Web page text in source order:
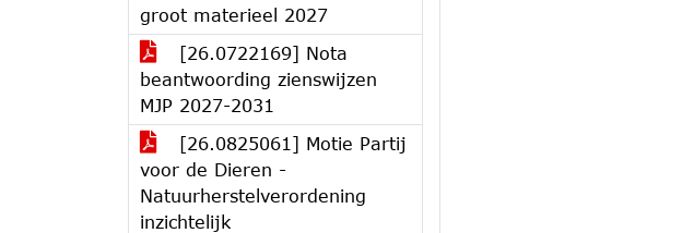
groot materieel 2027
[26.0722169] Nota
beantwoording zienswijzen
MJP 2027-2031
[26.0825061] Motie Partij
voor de Dieren -
Natuurherstelverordening
inzichtelijk